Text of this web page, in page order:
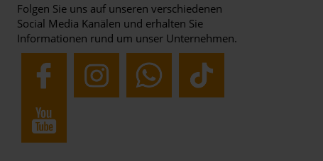
Folgen Sie uns auf unseren verschiedenen
Social Media Kanälen und erhalten Sie
Informationen rund um unser Unternehmen.